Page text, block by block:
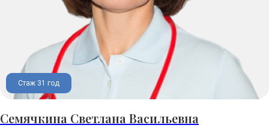
Стаж 31 год
Семячкина Светлана Васильевна